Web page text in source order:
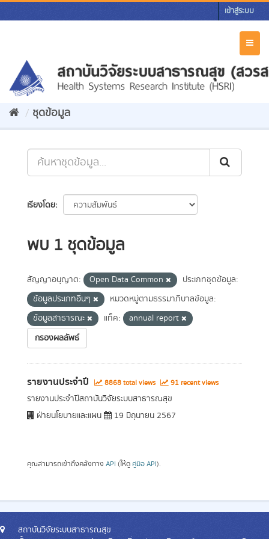
Skip
to
เข้าสู่ระบบ
ชุดข้อมูล
เรียงโดย
พบ 1 ชุดข้อมูล
สัญญาอนุญาต: Open Data Common
ประเภทชุดข้อมูล:
ข้อมูลประเภทอื่นๆ
หมวดหมู่ตามธรรมาภิบาลข้อมูล:
ข้อมูลสาธารณะ
แท็ค:
annual report
กรองผลลัพธ์
รายงานประจำปี 8868 total views 91 recent views
รายงานประจำปีสถาบันวิจัยระบบสาธารณสุข
ฝ่ายนโยบายและแผน
19 มิถุนายน 2567
คุณสามารถเข้าถึงคลังทาง API (ให้ดู คู่มือ API).
สถาบันวิจัยระบบสาธารณสุข